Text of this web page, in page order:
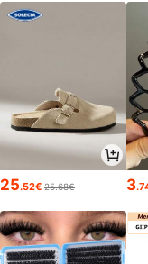
25.52€ 25.68€ 3